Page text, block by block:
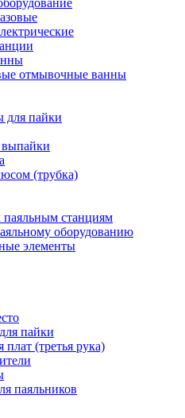
отмывочные ванны
для пайки
выпайки
(трубка)
паяльным станциям
оборудованию
элементы
пайки
(третья рука)
паяльников